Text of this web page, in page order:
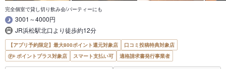
完全個室で貸し切り飲み会/パーティーにも
3001～4000円
JR浜松駅北口より徒歩約12分
【アプリ予約限定】最大800ポイント還元対象店
口コミ投稿特典対象店
ポイントプラス対象店
スマート支払い可 適格請求書発行事業者